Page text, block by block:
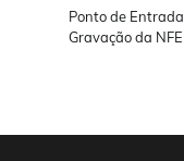
Ponto de
Gravação da NFE